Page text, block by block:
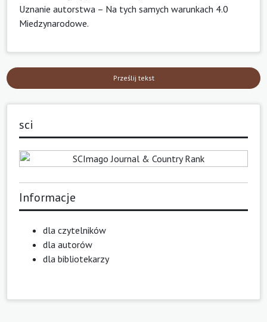
Uznanie autorstwa – Na tych samych warunkach 4.0
Miedzynarodowe.
Prześlij tekst
sci
Informacje
dla czytelników
dla autorów
dla bibliotekarzy